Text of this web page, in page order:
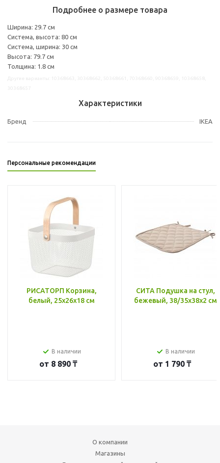
Подробнее о размере товара
Ширина: 29.7 см
Система, высота: 80 см
Система, ширина: 30 см
Высота: 79.7 см
Толщина: 1.8 см
Характеристики
Бренд IKEA
Персональные рекомендации
РИСАТОРП Корзина,
белый, 25x26x18 см
В наличии
от 8 890 ₸
СИТА Подушка на стул,
бежевый, 38/35x38x2 см
В наличии
от 1 790 ₸
О компании
Магазины